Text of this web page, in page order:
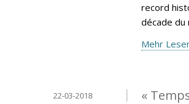
record
décade du
Mehr
«
22-03-2018